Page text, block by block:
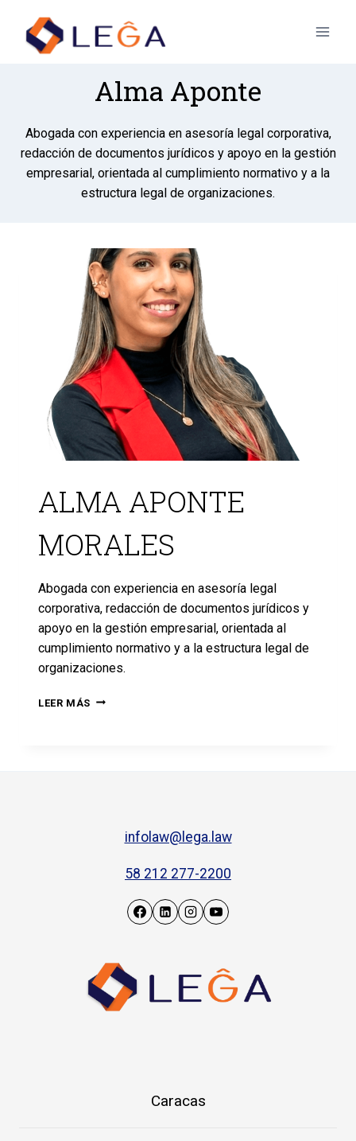
Alma Aponte
Abogada con experiencia en asesoría legal corporativa,
redacción de documentos jurídicos y apoyo en la gestión
empresarial, orientada al cumplimiento normativo y a la
estructura legal de organizaciones.
ALMA APONTE
MORALES
Abogada con experiencia en asesoría legal
corporativa, redacción de documentos jurídicos y
apoyo en la gestión empresarial, orientada al
cumplimiento normativo y a la estructura legal de
organizaciones.
LEER MÁS
infolaw@lega.law
58 212 277-2200
Caracas